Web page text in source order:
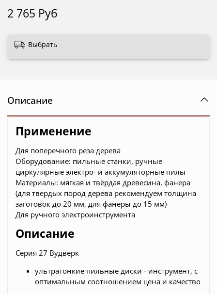
2 765 Руб
Выбрать
Описание
Применение
Для поперечного реза дерева
Оборудование: пильные станки, ручные
циркулярные электро- и аккумуляторные пилы
Материалы: мягкая и твёрдая древесина, фанера
(для твердых пород дерева рекомендуем толщина
заготовок до 20 мм, для фанеры до 15 мм)
Для ручного электроинструмента
Описание
Серия 27 Вудверк
ультратонкие пильные диски - инструмент, с
оптимальным соотношением цена и качество